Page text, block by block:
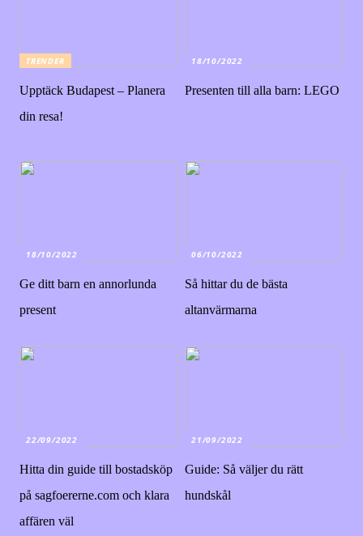
TRENDER
Upptäck Budapest – Planera
din resa!
18/10/2022
Presenten till alla barn: LEGO
18/10/2022
Ge ditt barn en annorlunda
present
06/10/2022
Så hittar du de bästa
altanvärmarna
22/09/2022
Hitta din guide till bostadsköp
på sagfoererne.com och klara
affären väl
21/09/2022
Guide: Så väljer du rätt
hundskål